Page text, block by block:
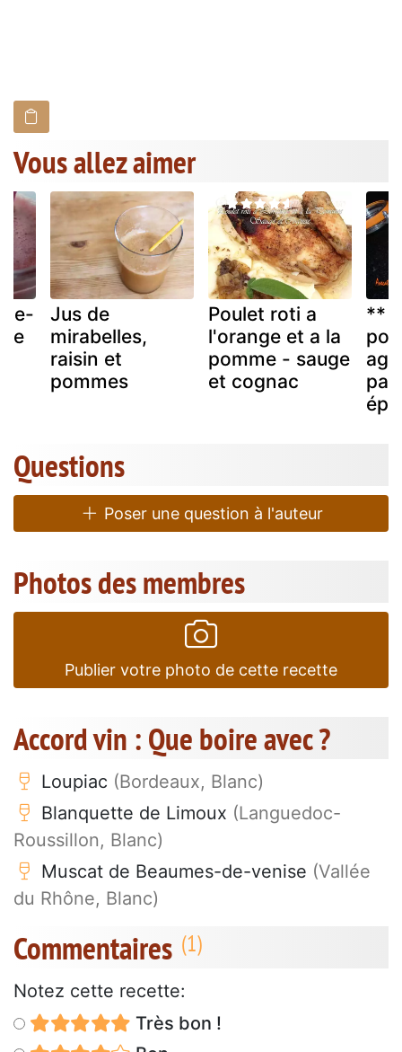
Vous allez aimer
Jus de
mirabelles,
raisin et
pommes
Poulet roti a
l'orange et a la
pomme - sauge
et cognac
**
Questions
Poser une question à l'auteur
Photos des membres
Publier votre photo de cette recette
Accord vin : Que boire avec ?
Loupiac (Bordeaux, Blanc)
Blanquette de Limoux (Languedoc-
Roussillon, Blanc)
Muscat de Beaumes-de-venise (Vallée
du Rhône, Blanc)
Commentaires
Notez cette recette:
Très bon !